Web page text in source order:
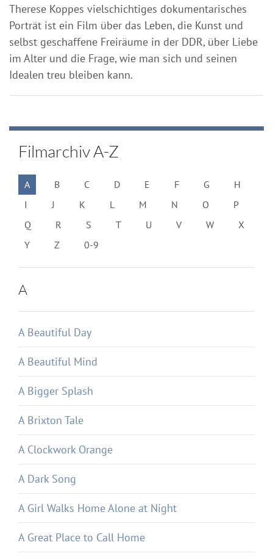
Therese Koppes vielschichtiges dokumentarisches
Porträt ist ein Film über das Leben, die Kunst und
selbst geschaffene Freiräume in der DDR, über Liebe
im Alter und die Frage, wie man sich und seinen
Idealen treu bleiben kann.
Filmarchiv A-Z
A B C D E F G
H
I
J K L M N O
P
Q
R S T U V W
X
Y
Z 0-9
A
A Beautiful Day
A Beautiful Mind
A Bigger Splash
A Brixton Tale
A Clockwork Orange
A Dark Song
A Girl Walks Home Alone at Night
A Great Place to Call Home